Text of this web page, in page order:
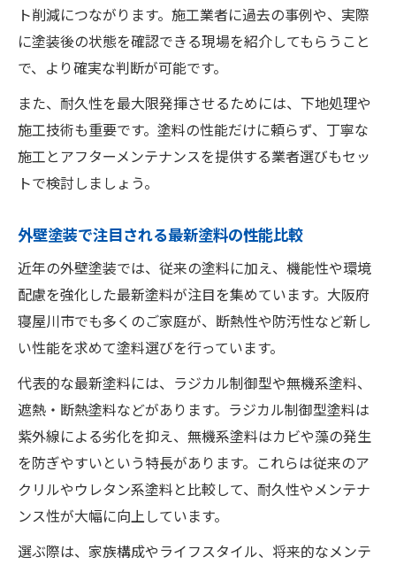
ト削減につながります。施工業者に過去の事例や、実際
に塗装後の状態を確認できる現場を紹介してもらうこと
で、より確実な判断が可能です。
また、耐久性を最大限発揮させるためには、下地処理や
施工技術も重要です。塗料の性能だけに頼らず、丁寧な
施工とアフターメンテナンスを提供する業者選びもセッ
トで検討しましょう。
外壁塗装で注目される最新塗料の性能比較
近年の外壁塗装では、従来の塗料に加え、機能性や環境
配慮を強化した最新塗料が注目を集めています。大阪府
寝屋川市でも多くのご家庭が、断熱性や防汚性など新し
い性能を求めて塗料選びを行っています。
代表的な最新塗料には、ラジカル制御型や無機系塗料、
遮熱・断熱塗料などがあります。ラジカル制御型塗料は
紫外線による劣化を抑え、無機系塗料はカビや藻の発生
を防ぎやすいという特長があります。これらは従来のア
クリルやウレタン系塗料と比較して、耐久性やメンテナ
ンス性が大幅に向上しています。
選ぶ際は、家族構成やライフスタイル、将来的なメンテ